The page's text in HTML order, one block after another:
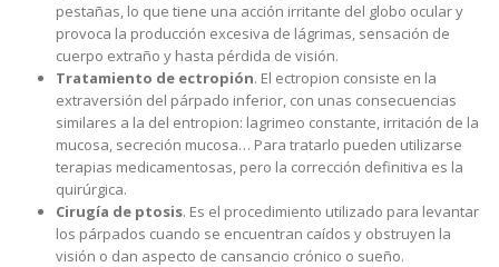
pestañas, lo que tiene una acción irritante del globo ocular y
provoca la producción excesiva de lágrimas, sensación de
cuerpo extraño y hasta pérdida de visión.
Tratamiento de ectropión. El ectropion consiste en la
extraversión del párpado inferior, con unas consecuencias
similares a la del entropion: lagrimeo constante, irritación de la
mucosa, secreción mucosa… Para tratarlo pueden utilizarse
terapias medicamentosas, pero la corrección definitiva es la
quirúrgica.
Cirugía de ptosis. Es el procedimiento utilizado para levantar
los párpados cuando se encuentran caídos y obstruyen la
visión o dan aspecto de cansancio crónico o sueño.